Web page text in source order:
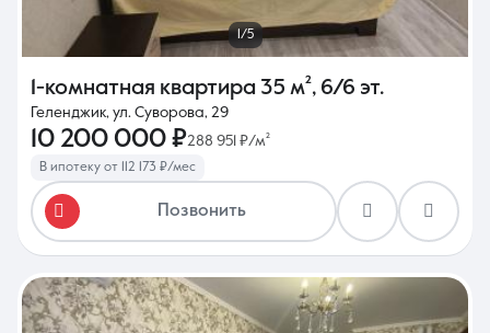
1/5
1-комнатная квартира 35 м², 6/6 эт.
Геленджик, ул. Суворова, 29
10 200 000 ₽288 951 ₽/м²
В ипотеку от 112 173 ₽/мес
Позвонить